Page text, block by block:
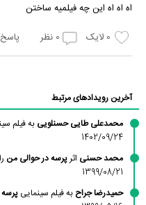
اه اه اه این چه فیلمیه ساختن
0 لایک 0 نظر
آخرین رویدادهای مرتبط
محمدعلی طایی حسنلویی به فیلم
1402/09/24
محمد حسنی اثرپرسه در حوالی من
1399/08/21
حمیدرضا جراح به فیلم سینمایی